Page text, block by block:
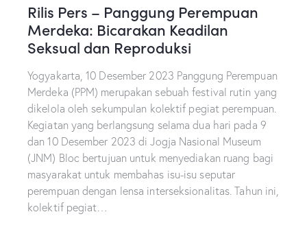
Rilis Pers – Panggung Perempuan
Merdeka: Bicarakan Keadilan
Seksual dan Reproduksi
Yogyakarta, 10 Desember 2023 Panggung Perempuan
Merdeka (PPM) merupakan sebuah festival rutin yang
dikelola oleh sekumpulan kolektif pegiat perempuan.
Kegiatan yang berlangsung selama dua hari pada 9
dan 10 Desember 2023 di Jogja Nasional Museum
(JNM) Bloc bertujuan untuk menyediakan ruang bagi
masyarakat untuk membahas isu-isu seputar
perempuan dengan lensa interseksionalitas. Tahun ini,
kolektif pegiat…